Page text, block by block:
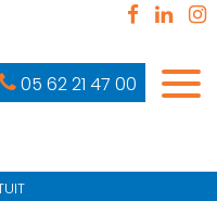
05 62 21 47 00